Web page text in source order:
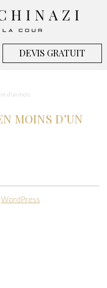
DEVIS GRATUIT
d’un mois
MOINS D’UN
WordPress